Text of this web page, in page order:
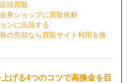
頭買取
券ショップに買取依頼
ンに出品する
の売却なら買取サイト利用を推
げる4つのコツで高換金を目